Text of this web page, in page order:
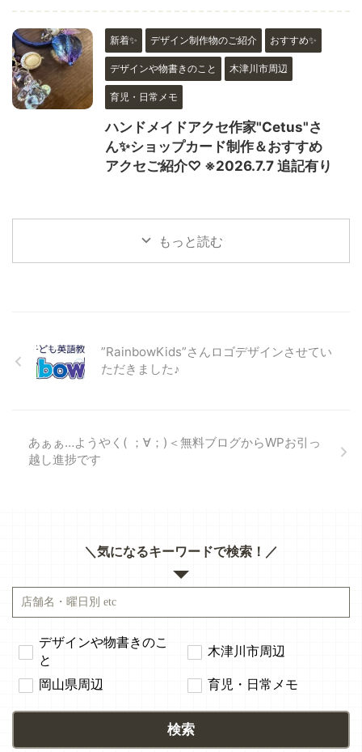
新着✨ デザイン制作物のご紹介 おすすめ✨
デザインや物書きのこと 木津川市周辺
育児・日常メモ
ハンドメイドアクセ作家"Cetus"さ
ん✨ショップカード制作＆おすすめ
アクセご紹介♡ ※2026.7.7 追記有り
もっと読む
”RainbowKids”さんロゴデザインさせてい
ただきました♪
あぁぁ…ようやく( ；∀；)＜無料ブログからWPお引っ
越し進捗です
＼気になるキーワードで検索！／
デザインや物書きのこ
と
木津川市周辺
岡山県周辺 育児・日常メモ
検索